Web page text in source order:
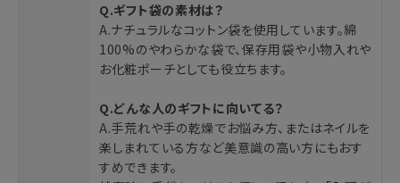
Q.ギフト袋の素材は？
A.ナチュラルなコットン袋を使用しています。綿
100%のやわらかな袋で、保存用袋や小物入れや
お化粧ポーチとしても役立ちます。
Q.どんな人のギフトに向いてる？
A.手荒れや手の乾燥でお悩み方、またはネイルを
楽しまれている方など美意識の高い方にもおす
すめできます。